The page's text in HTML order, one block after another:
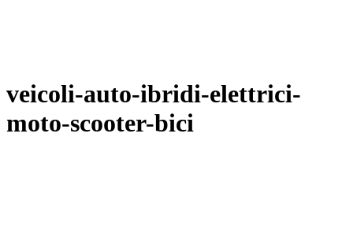
veicoli-auto-ibridi-elettrici-
moto-scooter-bici